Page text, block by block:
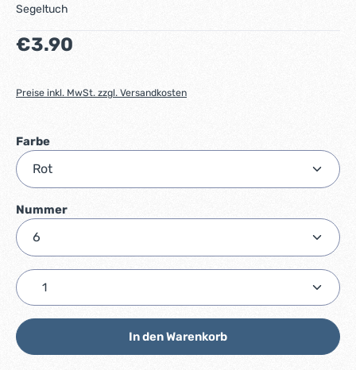
Segeltuch
Regulärer Preis:
€3.90
Preise inkl. MwSt. zzgl. Versandkosten
Farbeauswählen
Nummerauswählen
Produkt Anzahl: Gib den gewünschten Wert ein
In den Warenkorb